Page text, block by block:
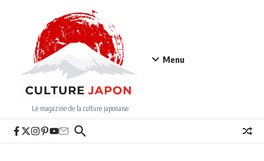
Le magazine de la culture japonaise
Menu